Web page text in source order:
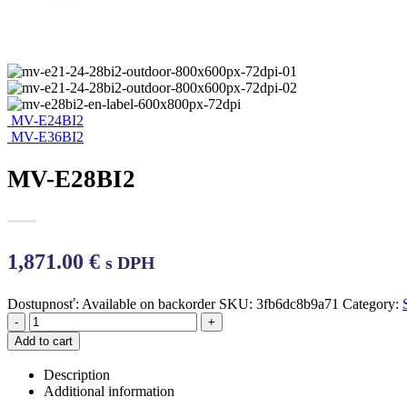
MV-E24BI2
MV-E36BI2
MV-E28BI2
1,871.00 € s DPH
Dostupnosť: Available on backorder SKU: 3fb6dc8b9a71 Category:
-
+
Add to cart
Description
Additional information